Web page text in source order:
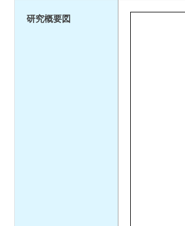
研究概要図